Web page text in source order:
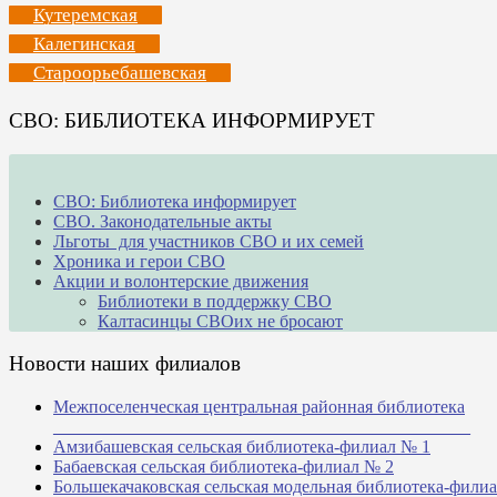
Кутеремская
Калегинская
Староорьебашевская
СВО: БИБЛИОТЕКА ИНФОРМИРУЕТ
СВО: Библиотека информирует
СВО. Законодательные акты
Льготы для участников СВО и их семей
Хроника и герои СВО
Акции и волонтерские движения
Библиотеки в поддержку СВО
Калтасинцы СВОих не бросают
Новости наших филиалов
Межпоселенческая центральная районная библиотека
Амзибашевская сельская библиотека-филиал № 1
Бабаевская сельская библиотека-филиал № 2
Большекачаковская сельская модельная библиотека-